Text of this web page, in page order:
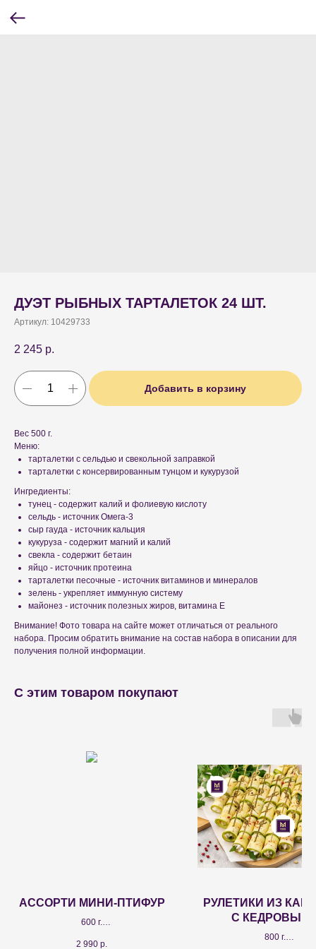
ДУЭТ РЫБНЫХ ТАРТАЛЕТОК 24 ШТ.
Артикул: 10429733
2 245 р.
Добавить в корзину
Вес 500 г.
Меню:
тарталетки с сельдью и свекольной заправкой
тарталетки с консервированным тунцом и кукурузой
Ингредиенты:
тунец - содержит калий и фолиевую кислоту
сельдь - источник Омега-3
сыр гауда - источник кальция
кукуруза - содержит магний и калий
свекла - содержит бетаин
яйцо - источник протеина
тарталетки песочные - источник витаминов и минералов
зелень - укрепляет иммунную систему
майонез - источник полезных жиров, витамина Е
Внимание! Фото товара на сайте может отличаться от реального
набора. Просим обратить внимание на состав набора в описании для
получения полной информации.
С этим товаром покупают
АССОРТИ МИНИ-ПТИФУР
600 г.
2 990 р.
РУЛЕТИКИ ИЗ
С
ОРЕШКАМИ 40
800 г.